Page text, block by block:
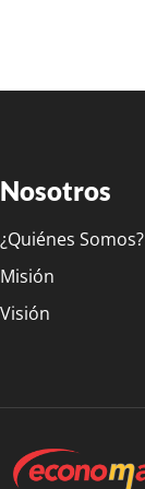
Nosotros
¿Quiénes Somos?
Misión
Visión